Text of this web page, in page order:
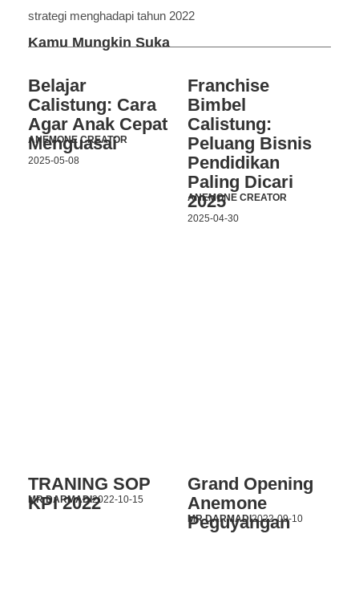
strategi menghadapi tahun 2022
Kamu Mungkin Suka
Belajar
Calistung: Cara
Agar Anak Cepat
Menguasai
ANEMONE CREATOR
2025-05-08
Franchise
Bimbel
Calistung:
Peluang Bisnis
Pendidikan
Paling Dicari
2025
ANEMONE CREATOR
2025-04-30
TRANING SOP
KPI 2022
MR DARMADI2022-10-15
Grand Opening
Anemone
Peguyangan
MR DARMADI2022-09-10